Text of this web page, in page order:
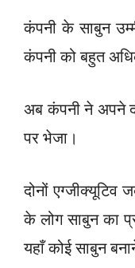
कंपनी के साबुन
कंपनी को बहुत
अब कंपनी ने अपने
पर भेजा।
दोनों एग्जीक्यूटिव
के लोग साबुन का
यहाँ कोई साबुन